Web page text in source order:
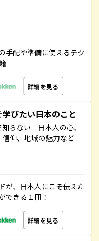
手配や準備に使えるテク
詳細を見る
びたい日本のこと
らない 日本人の心、
仰、地域の魅力など
が、日本人にこそ伝えた
できる１冊！
詳細を見る